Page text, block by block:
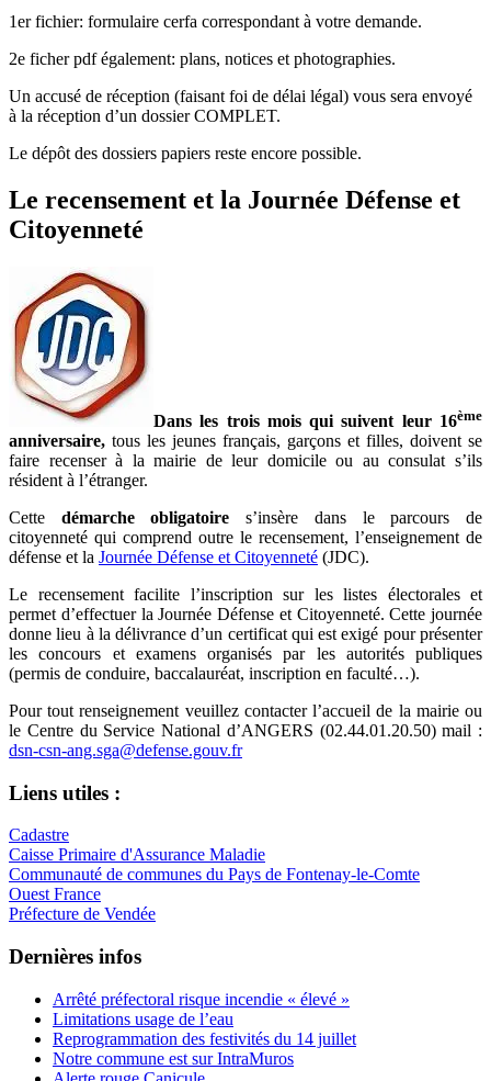
1er fichier: formulaire cerfa correspondant à votre demande.
2e ficher pdf également: plans, notices et photographies.
Un accusé de réception (faisant foi de délai légal) vous sera envoyé
à la réception d’un dossier COMPLET.
Le dépôt des dossiers papiers reste encore possible.
Le recensement et la Journée Défense et
Citoyenneté
Dans les trois mois qui suivent leur 16ème
anniversaire, tous les jeunes français, garçons et filles, doivent se
faire recenser à la mairie de leur domicile ou au consulat s’ils
résident à l’étranger.
Cette démarche obligatoire s’insère dans le parcours de
citoyenneté qui comprend outre le recensement, l’enseignement de
défense et la Journée Défense et Citoyenneté (JDC).
Le recensement facilite l’inscription sur les listes électorales et
permet d’effectuer la Journée Défense et Citoyenneté. Cette journée
donne lieu à la délivrance d’un certificat qui est exigé pour présenter
les concours et examens organisés par les autorités publiques
(permis de conduire, baccalauréat, inscription en faculté…).
Pour tout renseignement veuillez contacter l’accueil de la mairie ou
le Centre du Service National d’ANGERS (02.44.01.20.50) mail :
dsn-csn-ang.sga@defense.gouv.fr
Liens utiles :
Cadastre
Caisse Primaire d'Assurance Maladie
Communauté de communes du Pays de Fontenay-le-Comte
Ouest France
Préfecture de Vendée
Dernières infos
Arrêté préfectoral risque incendie « élevé »
Limitations usage de l’eau
Reprogrammation des festivités du 14 juillet
Notre commune est sur IntraMuros